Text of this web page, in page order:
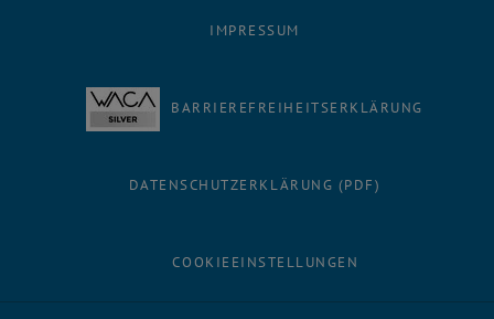
IMPRESSUM
BARRIEREFREIHEITSERKLÄRUNG
DATENSCHUTZERKLÄRUNG (PDF)
COOKIEEINSTELLUNGEN